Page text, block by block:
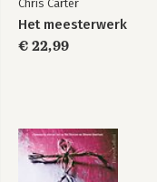
Chris Carter
Het meesterwerk
€ 22,99